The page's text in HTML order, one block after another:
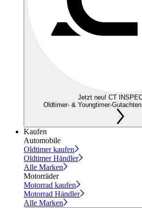
Jetzt neu! CT
Oldtimer- & Youngtimer-
Kaufen
Automobile
Oldtimer kaufen
Oldtimer Händler
Alle Marken
Motorräder
Motorrad kaufen
Motorrad Händler
Alle Marken